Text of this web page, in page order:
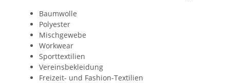
Baumwolle
Polyester
Mischgewebe
Workwear
Sporttextilien
Vereinsbekleidung
Freizeit- und Fashion-Textilien